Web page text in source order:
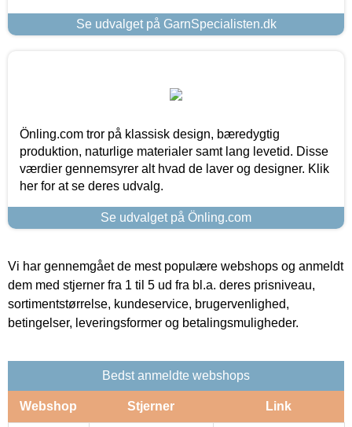
Se udvalget på GarnSpecialisten.dk
Önling.com tror på klassisk design, bæredygtig
produktion, naturlige materialer samt lang levetid. Disse
værdier gennemsyrer alt hvad de laver og designer. Klik
her for at se deres udvalg.
Se udvalget på Önling.com
Vi har gennemgået de mest populære webshops og anmeldt
dem med stjerner fra 1 til 5 ud fra bl.a. deres prisniveau,
sortimentstørrelse, kundeservice, brugervenlighed,
betingelser, leveringsformer og betalingsmuligheder.
Bedst anmeldte webshops
Webshop Stjerner Link